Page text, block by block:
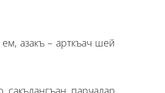
азакъ – арткъач шей